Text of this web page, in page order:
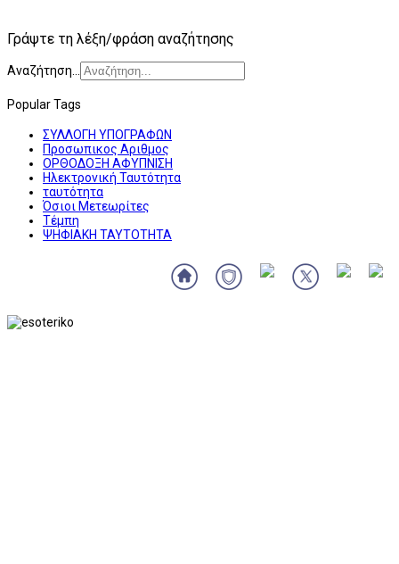
Γράψτε τη λέξη/φράση αναζήτησης
Αναζήτηση...
Popular Tags
ΣΥΛΛΟΓΗ ΥΠΟΓΡΑΦΩΝ
Προσωπικος Αριθμος
ΟΡΘΟΔΟΞΗ ΑΦΥΠΝΙΣΗ
Ηλεκτρονική Ταυτότητα
ταυτότητα
Όσιοι Μετεωρίτες
Τέμπη
ΨΗΦΙΑΚΗ ΤΑΥΤΟΤΗΤΑ